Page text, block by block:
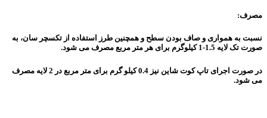
مصرف:
نسبت به همواری و صاف بودن سطح و همچنین طرز استفاده از تکسچر سان، به
صورت تک لایه 1.5-1 کیلوگرم برای هر متر مربع مصرف می شود.
در صورت اجرای تاپ کوت شاین نیز 0.4 کیلو گرم برای متر مربع در 2 لایه مصرف
می شود.